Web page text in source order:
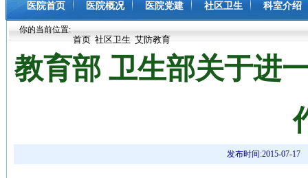
医院首页 医院概况 医院党建 社区卫生 科室介绍
你的当前位置:首页 社区卫生 艾防教育
教育部 卫生部关于进
发布时间:2015-07-17